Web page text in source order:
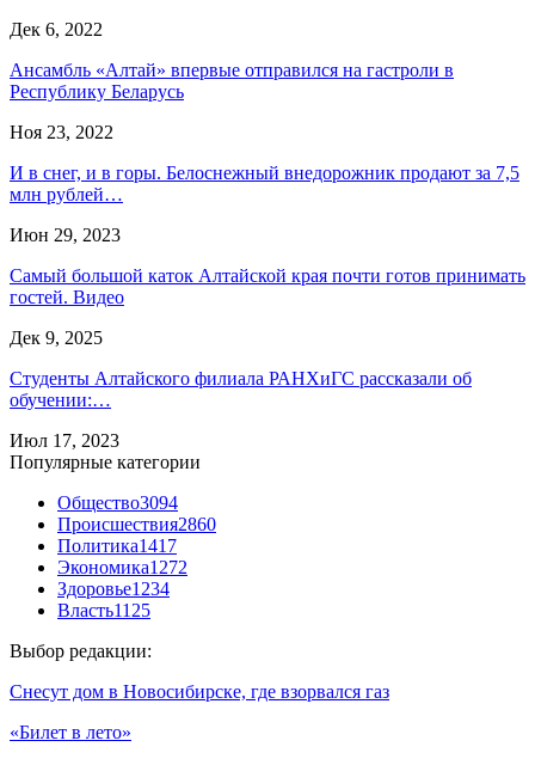
Дек 6, 2022
Ансамбль «Алтай» впервые отправился на гастроли в
Республику Беларусь
Ноя 23, 2022
И в снег, и в горы. Белоснежный внедорожник продают за 7,5
млн рублей…
Июн 29, 2023
Самый большой каток Алтайской края почти готов принимать
гостей. Видео
Дек 9, 2025
Студенты Алтайского филиала РАНХиГС рассказали об
обучении:…
Июл 17, 2023
Популярные категории
Общество3094
Происшествия2860
Политика1417
Экономика1272
Здоровье1234
Власть1125
Выбор редакции:
Снесут дом в Новосибирске, где взорвался газ
«Билет в лето»